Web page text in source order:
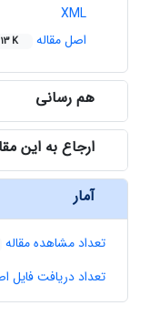
XML
اصل مقاله
K
هم رسانی
ارجاع به این
آمار
تعداد مشاهده مقاله
تعداد دریافت فایل